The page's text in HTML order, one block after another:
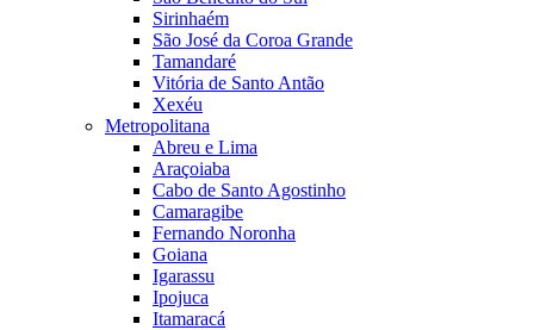
Sirinhaém
São José da Coroa Grande
Tamandaré
Vitória de Santo Antão
Xexéu
Metropolitana
Abreu e Lima
Araçoiaba
Cabo de Santo Agostinho
Camaragibe
Fernando Noronha
Goiana
Igarassu
Ipojuca
Itamaracá